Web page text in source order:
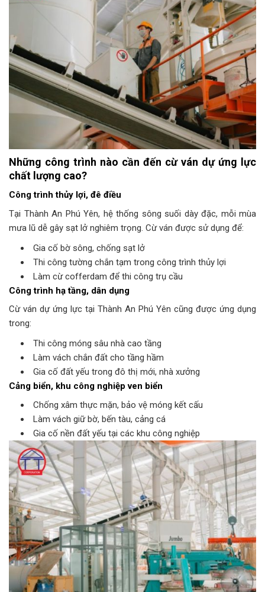
Những công trình nào cần đến cừ ván dự ứng lực
chất lượng cao?
Công trình thủy lợi, đê điều
Tại Thành An Phú Yên, hệ thống sông suối dày đặc, mỗi mùa
mưa lũ dễ gây sạt lở nghiêm trọng. Cừ ván được sử dụng để:
Gia cố bờ sông, chống sạt lở
Thi công tường chắn tạm trong công trình thủy lợi
Làm cừ cofferdam để thi công trụ cầu
Công trình hạ tầng, dân dụng
Cừ ván dự ứng lực tại Thành An Phú Yên cũng được ứng dụng
trong:
Thi công móng sâu nhà cao tầng
Làm vách chắn đất cho tầng hầm
Gia cố đất yếu trong đô thị mới, nhà xưởng
Cảng biển, khu công nghiệp ven biển
Chống xâm thực mặn, bảo vệ móng kết cấu
Làm vách giữ bờ, bến tàu, cảng cá
Gia cố nền đất yếu tại các khu công nghiệp